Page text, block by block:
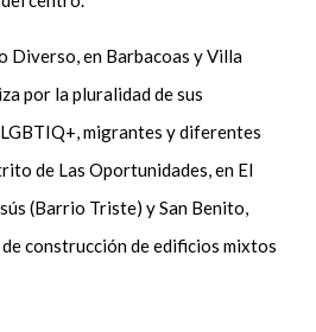
Diverso, en Barbacoas y Villa
por la pluralidad de sus
migrantes y diferentes
de Las Oportunidades, en El
(Barrio Triste) y San Benito,
construcción de edificios mixtos